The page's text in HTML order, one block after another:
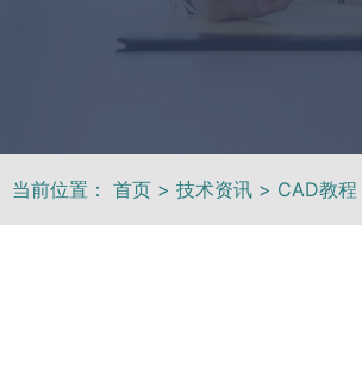
当前位置： 首页 > 技术资讯 > CAD教程